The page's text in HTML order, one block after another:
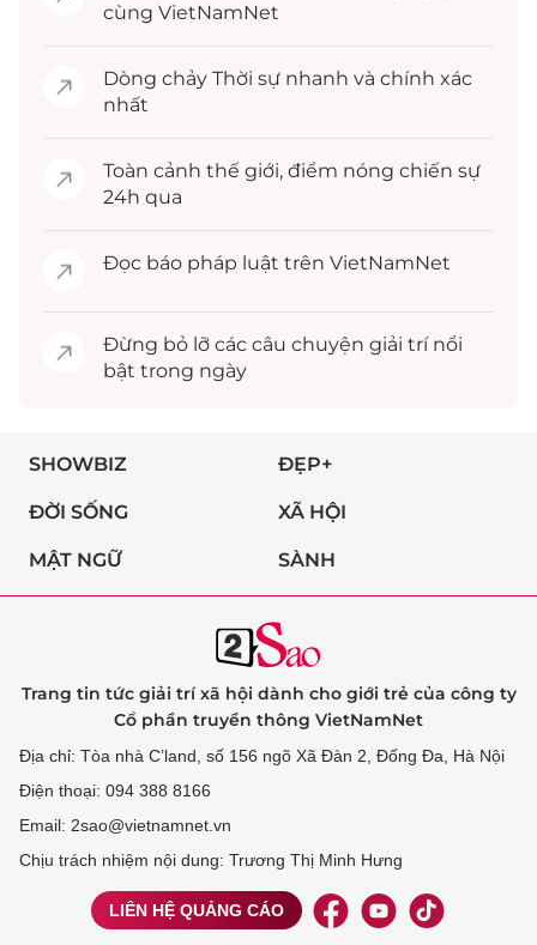
cùng VietNamNet
Dòng chảy Thời sự nhanh và chính xác
nhất
Toàn cảnh thế giới, điểm nóng chiến sự
24h qua
Đọc báo pháp luật trên VietNamNet
Đừng bỏ lỡ các câu chuyện giải trínổi
bật trong ngày
SHOWBIZ ĐẸP+
ĐỜI SỐNG XÃ HỘI
MẬT NGỮ SÀNH
Trang tin tức giải trí xã hội dành cho giới trẻ của công ty
Cổ phần truyền thông VietNamNet
Địa chỉ: Tòa nhà C’land, số 156 ngõ Xã Đàn 2, Đống Đa, Hà Nội
Điện thoại: 094 388 8166
Email: 2sao@vietnamnet.vn
Chịu trách nhiệm nội dung: Trương Thị Minh Hưng
LIÊN HỆ QUẢNG CÁO